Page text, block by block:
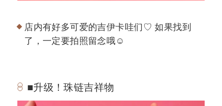
店内有好多可爱的吉伊卡哇们♡ 如果找到
了，一定要拍照留念哦☺️
■升级！珠链吉祥物